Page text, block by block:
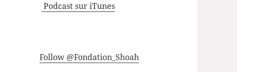
Podcast sur iTunes
Follow @Fondation_Shoah